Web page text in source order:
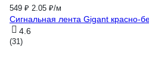
549 ₽ 2.05 ₽/м
Сигнальная лента Gigant красно-
4.6
(31)